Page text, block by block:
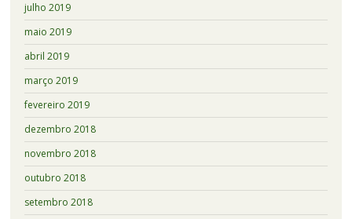
julho 2019
maio 2019
abril 2019
março 2019
fevereiro 2019
dezembro 2018
novembro 2018
outubro 2018
setembro 2018